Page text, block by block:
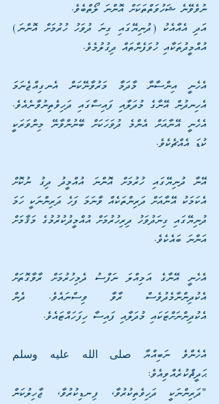
ނުވެވޭނެ ޝަހުވަތްތަކަށް އޮންނަ ލޯތްބެވެ.
އުއްމީދުތަކާއި ހުވަފެންތައް ދިގުލުމެވެ.
ކުޑަ އެއްޗެކެވެ.
އޭނާ ދުނިޔޭގައި ހުރުމަށް އޮންނަ އުއްމީދު ދިގު ނުކޮށް
ދުނިޔޭގައި ގިނަދުވަހު ދިރިހުރުމަށް އުއްމީދުކުރުމުގެ މަޤާމަށް
އަންނަ ބައެކެވެ.
އެހެނީ އޭނާގެ އަމިއްލަ ނަފްސު ދެމިހުރުމަށް ރާވާގޮތަށް
އެކުދިންނާމެދުވެސް ރާވާ ވިސްނައެވެ. ދެން
އެކުދިންނަށްޓަކައި މުދަލާއި ފައިސާ ހިފަހައްޓައެވެ.
ޙަދީޘްކުރެއްވިއެވެ:
"ދަރިންނަކީ ދަހިވެތިކުރުވާ، ފިނޑިކުރުވާ، ޖާހިލުކަން